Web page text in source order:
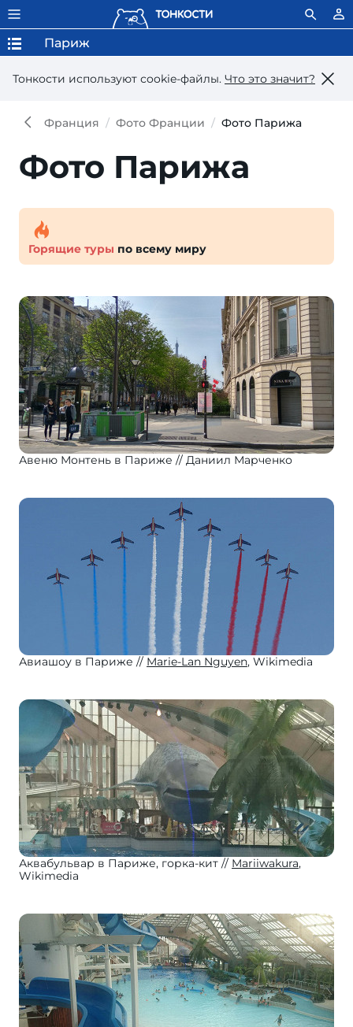
Тонкости используют сookie-файлы. Что это значит?
Париж
Франция Фото Франции Фото Парижа
Фото Парижа
Горящие туры по всему миру
Авеню Монтень в Париже Даниил Марченко
Авиашоу в Париже Marie-Lan Nguyen, Wikimedia
Аквабульвар в Париже, горка-кит Mariiwakura,
Wikimedia